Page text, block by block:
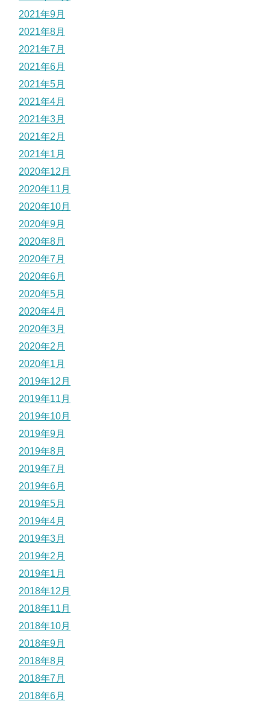
2021年9月
2021年8月
2021年7月
2021年6月
2021年5月
2021年4月
2021年3月
2021年2月
2021年1月
2020年12月
2020年11月
2020年10月
2020年9月
2020年8月
2020年7月
2020年6月
2020年5月
2020年4月
2020年3月
2020年2月
2020年1月
2019年12月
2019年11月
2019年10月
2019年9月
2019年8月
2019年7月
2019年6月
2019年5月
2019年4月
2019年3月
2019年2月
2019年1月
2018年12月
2018年11月
2018年10月
2018年9月
2018年8月
2018年7月
2018年6月